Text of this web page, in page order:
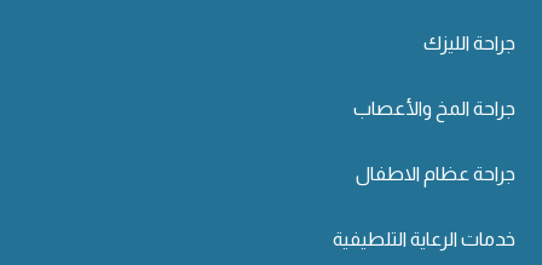
جراحة الليزك
جراحة المخ والأعصاب
جراحة عظام الاطفال
خدمات الرعاية التلطيفية